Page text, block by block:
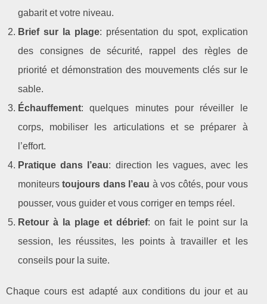
gabarit et votre niveau.
Brief sur la plage: présentation du spot, explication
des consignes de sécurité, rappel des règles de
priorité et démonstration des mouvements clés sur le
sable.
Échauffement: quelques minutes pour réveiller le
corps, mobiliser les articulations et se préparer à
l’effort.
Pratique dans l’eau: direction les vagues, avec les
moniteurstoujours dans l’eau à vos côtés, pour vous
pousser, vous guider et vous corriger en temps réel.
Retour à la plage et débrief: on fait le point sur la
session, les réussites, les points à travailler et les
conseils pour la suite.
Chaque cours est adapté aux conditions du jour et au